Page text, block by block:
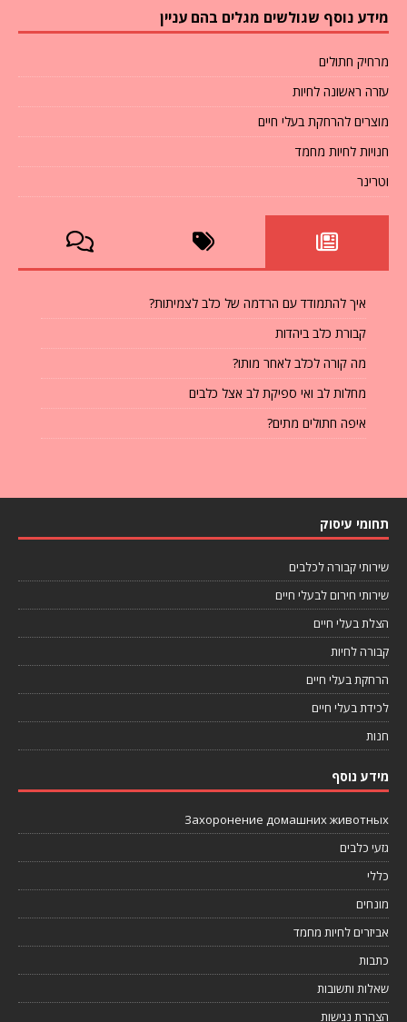
מידע נוסף שגולשים מגלים בהם עניין
מרחיק חתולים
עזרה ראשונה לחיות
מוצרים להרחקת בעלי חיים
חנויות לחיות מחמד
וטרינר
איך להתמודד עם הרדמה של כלב לצמיתות?
קבורת כלב ביהדות
מה קורה לכלב לאחר מותו?
מחלות לב ואי ספיקת לב אצל כלבים
איפה חתולים מתים?
תחומי עיסוק
שירותי קבורה לכלבים
שירותי חירום לבעלי חיים
הצלת בעלי חיים
קבורה לחיות
הרחקת בעלי חיים
לכידת בעלי חיים
חנות
מידע נוסף
Захоронение домашних животных
גזעי כלבים
כללי
מונחים
אביזרים לחיות מחמד
כתבות
שאלות ותשובות
הצהרת נגישות